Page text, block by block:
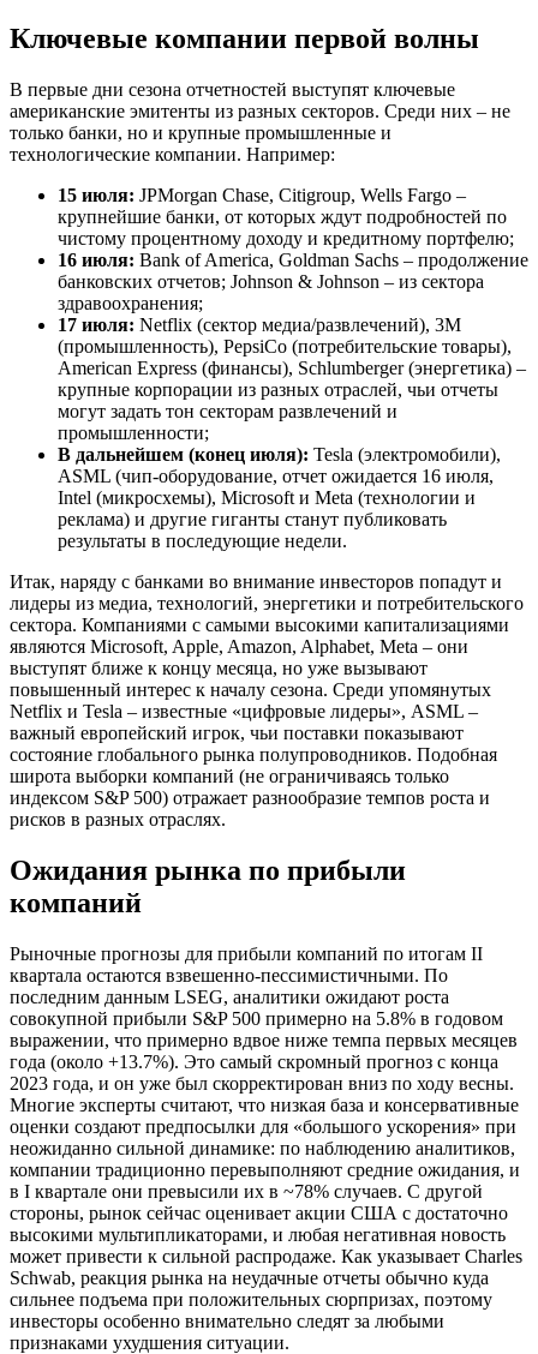
Ключевые компании первой волны
В первые дни сезона отчетностей выступят ключевые
американские эмитенты из разных секторов. Среди них – не
только банки, но и крупные промышленные и
технологические компании. Например:
15 июля: JPMorgan Chase, Citigroup, Wells Fargo –
крупнейшие банки, от которых ждут подробностей по
чистому процентному доходу и кредитному портфелю;
16 июля: Bank of America, Goldman Sachs – продолжение
банковских отчетов; Johnson & Johnson – из сектора
здравоохранения;
17 июля: Netflix (сектор медиа/развлечений), 3M
(промышленность), PepsiCo (потребительские товары),
American Express (финансы), Schlumberger (энергетика) –
крупные корпорации из разных отраслей, чьи отчеты
могут задать тон секторам развлечений и
промышленности;
В дальнейшем (конец июля): Tesla (электромобили),
ASML (чип-оборудование, отчет ожидается 16 июля,
Intel (микросхемы), Microsoft и Meta (технологии и
реклама) и другие гиганты станут публиковать
результаты в последующие недели.
Итак, наряду с банками во внимание инвесторов попадут и
лидеры из медиа, технологий, энергетики и потребительского
сектора. Компаниями с самыми высокими капитализациями
являются Microsoft, Apple, Amazon, Alphabet, Meta – они
выступят ближе к концу месяца, но уже вызывают
повышенный интерес к началу сезона. Среди упомянутых
Netflix и Tesla – известные «цифровые лидеры», ASML –
важный европейский игрок, чьи поставки показывают
состояние глобального рынка полупроводников. Подобная
широта выборки компаний (не ограничиваясь только
индексом S&P 500) отражает разнообразие темпов роста и
рисков в разных отраслях.
Ожидания рынка по прибыли
компаний
Рыночные прогнозы для прибыли компаний по итогам II
квартала остаются взвешенно-пессимистичными. По
последним данным LSEG, аналитики ожидают роста
совокупной прибыли S&P 500 примерно на 5.8% в годовом
выражении, что примерно вдвое ниже темпа первых месяцев
года (около +13.7%). Это самый скромный прогноз с конца
2023 года, и он уже был скорректирован вниз по ходу весны.
Многие эксперты считают, что низкая база и консервативные
оценки создают предпосылки для «большого ускорения» при
неожиданно сильной динамике: по наблюдению аналитиков,
компании традиционно перевыполняют средние ожидания, и
в I квартале они превысили их в ~78% случаев. С другой
стороны, рынок сейчас оценивает акции США с достаточно
высокими мультипликаторами, и любая негативная новость
может привести к сильной распродаже. Как указывает Charles
Schwab, реакция рынка на неудачные отчеты обычно куда
сильнее подъема при положительных сюрпризах, поэтому
инвесторы особенно внимательно следят за любыми
признаками ухудшения ситуации.